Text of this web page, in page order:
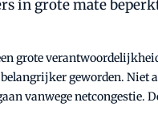
in grote mate
grote
geworden.
vanwege netcongestie.